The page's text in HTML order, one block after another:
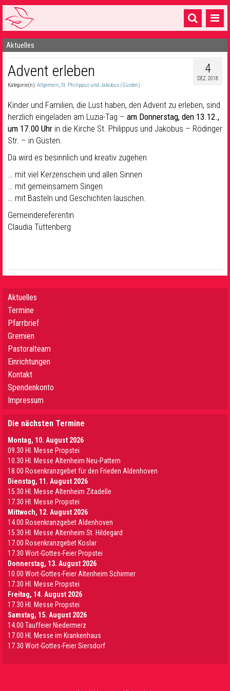
Startseite
1 Pfarrei
16 Gemeinden & mehr
Gottesdienste & Sinnsuche
Sakramente & Feste
Musik& Kultur
Seelsorge & Kontakt
Aktuelles
4
DEZ. 2018
Advent erleben
Kategorie(n):Allgemein,St. Philippus und Jakobus (Güsten)
Kinder und Familien, die Lust haben, den Advent zu erleben, sind
herzlich eingeladen am Luzia-Tag – am Donnerstag, den 13.12.,
um 17.00 Uhr in die Kirche St. Philippus und Jakobus – Rödinger
Str. – in Güsten.
Da wird es besinnlich und kreativ zugehen
… mit viel Kerzenschein und allen Sinnen
… mit gemeinsamem Singen
… mit Basteln und Geschichten lauschen.
Gemeindereferentin
Claudia Tüttenberg
Aktuelles
Termine
Pfarrbrief
Gremien
Pastoralteam
Einrichtungen
Kontakt
Spendenkonto
Impressum
Die nächsten Termine
Montag, 10. August 2026
09.30 Hl. Messe Propstei
10.30 Hl. Messe Altenheim Neu-Pattern
18.00 Rosenkranzgebet für den Frieden Aldenhoven
Dienstag, 11. August 2026
15.30 Hl. Messe Altenheim Zitadelle
17.30 Hl. Messe Propstei
Mittwoch, 12. August 2026
14.00 Rosenkranzgebet Aldenhoven
15.30 Hl. Messe Altenheim St. Hildegard
17.00 Rosenkranzgebet Koslar
17.30 Wort-Gottes-Feier Propstei
Donnerstag, 13. August 2026
10.00 Wort-Gottes-Feier Altenheim Schirmer
17.30 Hl. Messe Propstei
Freitag, 14. August 2026
17.30 Hl. Messe Propstei
Samstag, 15. August 2026
14.00 Tauffeier Niedermerz
17.00 Hl. Messe im Krankenhaus
17.30 Wort-Gottes-Feier Siersdorf